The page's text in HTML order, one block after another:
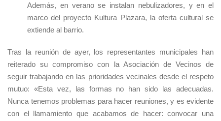
Además, en verano se instalan nebulizadores, y en el
marco del proyecto Kultura Plazara, la oferta cultural se
extiende al barrio.
Tras la reunión de ayer, los representantes municipales han
reiterado su compromiso con la Asociación de Vecinos de
seguir trabajando en las prioridades vecinales desde el respeto
mutuo: «Esta vez, las formas no han sido las adecuadas.
Nunca tenemos problemas para hacer reuniones, y es evidente
con el llamamiento que acabamos de hacer: convocar una